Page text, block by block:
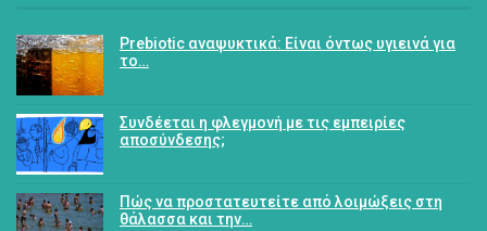
Prebiotic αναψυκτικά: Είναι όντως υγιεινά για
το…
Συνδέεται η φλεγμονή με τις εμπειρίες
αποσύνδεσης;
Πώς να προστατευτείτε από λοιμώξεις στη
θάλασσα και την…